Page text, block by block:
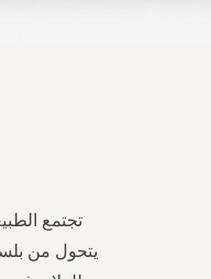
تجتمع
يتحول من